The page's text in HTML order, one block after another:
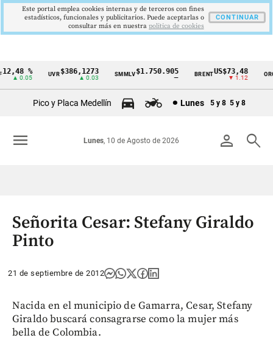
Cintillo
Colombia
%
▲ 0.05
UVR$386,1273
▲ 0.03
SMMLV$1.750.905 BRENTUS$73,48
▼ 1.12
ORO
Pico y Placa Medellín Lunes 5 y 8 5 y 8
person search
Lunes, 10 de Agosto de 2026
menu
Señorita Cesar: Stefany Giraldo
Pinto
21 de septiembre de 2012
Nacida en el municipio de Gamarra, Cesar, Stefany
Giraldo buscará consagrarse como la mujer más
bella de Colombia.
Este portal emplea cookies internas y de terceros con fines
estadísticos, funcionales y publicitarios. Puede aceptarlas o
consultar más en nuestra politica de cookies
CONTINUAR